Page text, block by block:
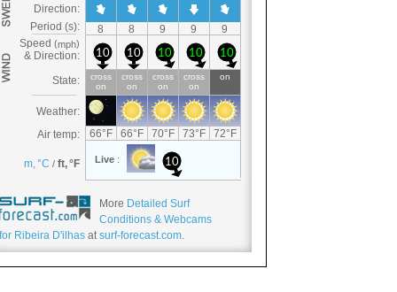
More Detailed Surf
Conditions & Webcams
for Ribeira D'ilhas at surf-forecast.com.